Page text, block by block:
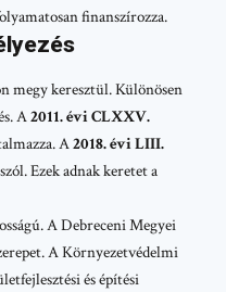
finanszírozza.
megy keresztül. Különösen
A2011. évi CLXXV.
A2018. évi LIII.
Ezek adnak keretet a
A Debreceni Megyei
A Környezetvédelmi
és építési